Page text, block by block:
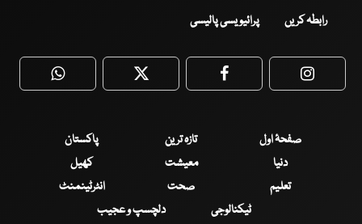
رابطہ کریں پرائیویسی پالیسی
WhatsApp Twitter Facebook
صفحۂ اول تازہ ترین
پاکستان
دنیا
معیشت
کھیل
تعلیم
صحت
انٹرٹینمنٹ
ٹیکنالوجی
دلچسپ و عجیب